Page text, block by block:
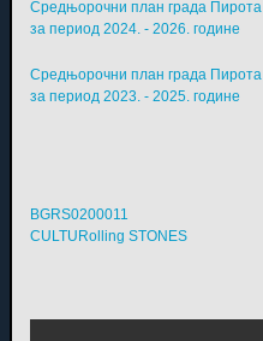
Средњорочни план града Пирота
за период 2024. - 2026. године
Средњорочни план града Пирота
за период 2023. - 2025. године
BGRS0200011
CULTURolling STONES